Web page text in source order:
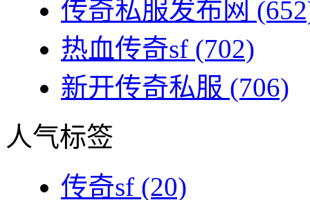
传奇私服发布网
热血传奇sf (702)
新开传奇私服 (706)
人气标签
传奇sf (20)